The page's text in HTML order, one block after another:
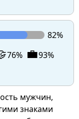
82%
76% 💼93%
мужчин,
знаками